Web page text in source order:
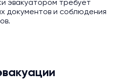
эвакуатором требует
документов и соблюдения